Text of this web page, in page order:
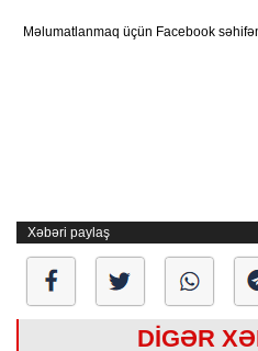
Məlumatlanmaq üçün Facebook
Xəbəri paylaş
DİGƏR